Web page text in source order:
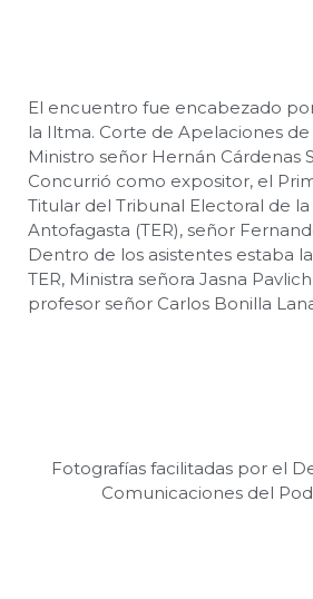
El encuentro fue encabezado
la Iltma. Corte de Apelaciones
Ministro señor Hernán Cárdenas
Concurrió como expositor, el
Titular del Tribunal Electoral de
Antofagasta (TER), señor
Dentro de los asistentes estaba
TER, Ministra señora Jasna
profesor señor Carlos Bonilla
Fotografías facilitadas por el
Comunicaciones del